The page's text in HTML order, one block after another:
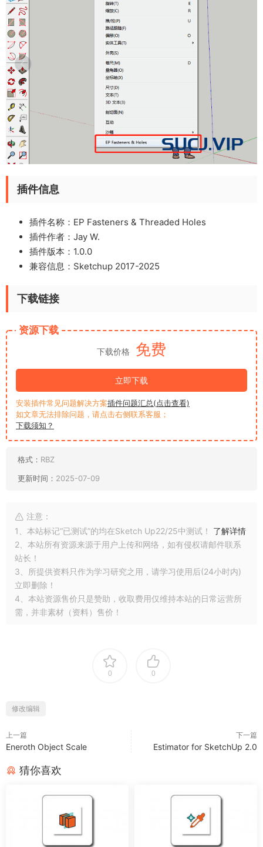
插件信息
插件名称：EP Fasteners & Threaded Holes
插件作者：Jay W.
插件版本：1.0.0
兼容信息：Sketchup 2017-2025
下载链接
资源下载
下载价格 免费
立即下载
安装插件常见问题解决方案插件问题汇总(点击查看)
如文章无法排除问题，请点击右侧联系客服；
下载须知？
格式： RBZ
更新时间： 2025-07-09
注意：
1、本站标记“已测试”的均在Sketch Up22/25中测试！ 了解详情
2、本站所有资源来源于用户上传和网络，如有侵权请邮件联系
站长！
3、所提供资料只作为学习研究之用，请学习使用后(24小时内)
立即删除！
4、本站资源售价只是赞助，收取费用仅维持本站的日常运营所
需，并非素材（资料）售价！
0 0
修改编辑
上一篇
Eneroth Object Scale
下一篇
Estimator for SketchUp 2.0
猜你喜欢